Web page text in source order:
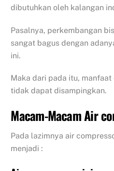
dibutuhkan oleh kalangan
Pasalnya, perkembangan
sangat bagus dengan
ini.
Maka dari pada itu,
tidak dapat disampingkan.
Macam-Macam Air
Pada lazimnya air
menjadi :